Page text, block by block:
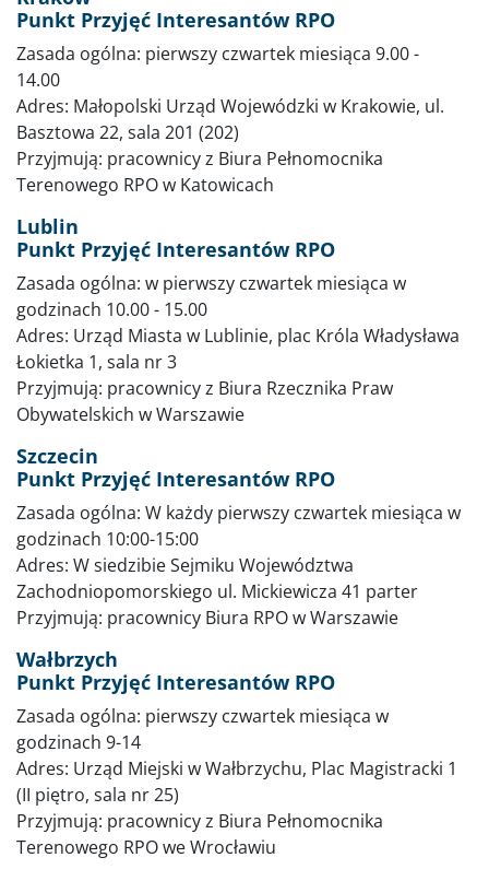
Punkt Przyjęć Interesantów RPO
Zasada ogólna: pierwszy czwartek miesiąca 9.00 -
14.00
Adres: Małopolski Urząd Wojewódzki w Krakowie, ul.
Basztowa 22, sala 201 (202)
Przyjmują: pracownicy z Biura Pełnomocnika
Terenowego RPO w Katowicach
Lublin
Punkt Przyjęć Interesantów RPO
Zasada ogólna: w pierwszy czwartek miesiąca w
godzinach 10.00 - 15.00
Adres: Urząd Miasta w Lublinie, plac Króla Władysława
Łokietka 1, sala nr 3
Przyjmują: pracownicy z Biura Rzecznika Praw
Obywatelskich w Warszawie
Szczecin
Punkt Przyjęć Interesantów RPO
Zasada ogólna: W każdy pierwszy czwartek miesiąca w
godzinach 10:00-15:00
Adres: W siedzibie Sejmiku Województwa
Zachodniopomorskiego ul. Mickiewicza 41 parter
Przyjmują: pracownicy Biura RPO w Warszawie
Wałbrzych
Punkt Przyjęć Interesantów RPO
Zasada ogólna: pierwszy czwartek miesiąca w
godzinach 9-14
Adres: Urząd Miejski w Wałbrzychu, Plac Magistracki 1
(II piętro, sala nr 25)
Przyjmują: pracownicy z Biura Pełnomocnika
Terenowego RPO we Wrocławiu